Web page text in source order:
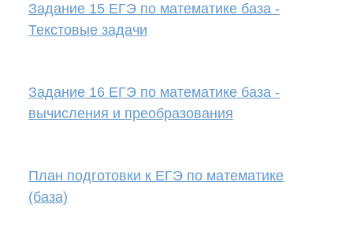
Задание 15 ЕГЭ по математике база -
Текстовые задачи
Задание 16 ЕГЭ по математике база -
вычисления и преобразования
План подготовки к ЕГЭ по математике
(база)